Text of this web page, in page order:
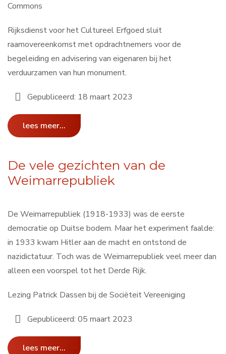
Commons
Rijksdienst voor het Cultureel Erfgoed sluit
raamovereenkomst met opdrachtnemers voor de
begeleiding en advisering van eigenaren bij het
verduurzamen van hun monument.
Gepubliceerd: 18 maart 2023
lees meer...
De vele gezichten van de
Weimarrepubliek
De Weimarrepubliek (1918-1933) was de eerste
democratie op Duitse bodem. Maar het experiment faalde:
in 1933 kwam Hitler aan de macht en ontstond de
nazidictatuur. Toch was de Weimarrepubliek veel meer dan
alleen een voorspel tot het Derde Rijk.
Lezing Patrick Dassen bij de Sociëteit Vereeniging
Gepubliceerd: 05 maart 2023
lees meer...